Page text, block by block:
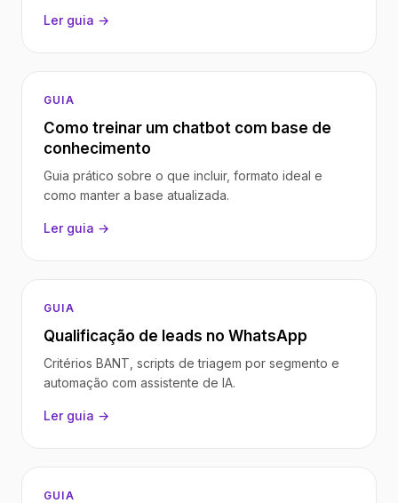
Ler guia →
GUIA
Como treinar um chatbot com base de
conhecimento
Guia prático sobre o que incluir, formato ideal e
como manter a base atualizada.
Ler guia →
GUIA
Qualificação de leads no WhatsApp
Critérios BANT, scripts de triagem por segmento e
automação com assistente de IA.
Ler guia →
GUIA